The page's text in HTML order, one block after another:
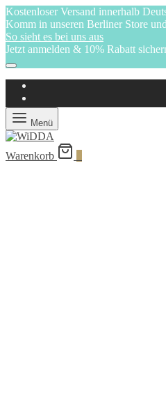
Kostenloser Versand innerhalb
Komm in unseren Berliner Store
So sieht es bei uns aus
Jetzt anmelden & 10% Rabatt
Menü
Warenkorb